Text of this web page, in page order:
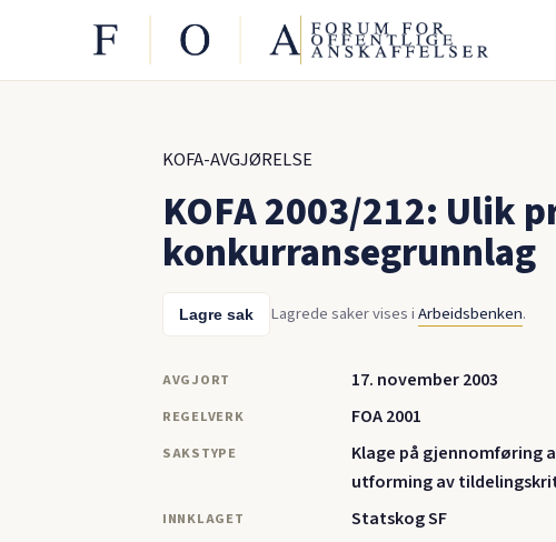
KOFA-AVGJØRELSE
KOFA 2003/212: Ulik
konkurransegrunnlag
Lagre sak Lagrede saker vises iArbeidsbenken.
AVGJORT 17. november 2003
REGELVERK FOA 2001
SAKSTYPE
Klage på gjennomføring
utforming av
INNKLAGET Statskog SF